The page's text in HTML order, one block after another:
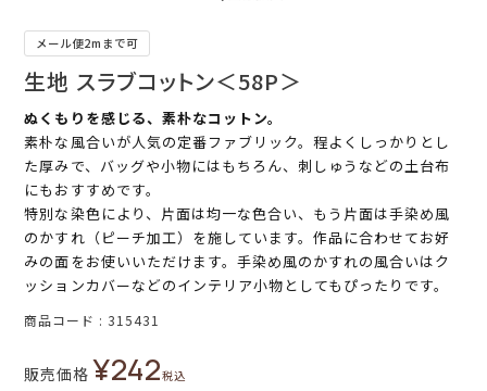
メール便2mまで可
生地 スラブコットン＜58P＞
ぬくもりを感じる、素朴なコットン。
素朴な風合いが人気の定番ファブリック。程よくしっかりとし
た厚みで、バッグや小物にはもちろん、刺しゅうなどの土台布
にもおすすめです。
特別な染色により、片面は均一な色合い、もう片面は手染め風
のかすれ（ピーチ加工）を施しています。作品に合わせてお好
みの面をお使いいただけます。手染め風のかすれの風合いはク
ッションカバーなどのインテリア小物としてもぴったりです。
商品コード 315431
販売価格 ¥242税込